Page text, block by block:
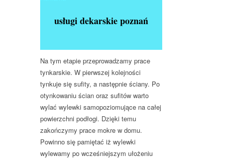
usługi dekarskie poznań
Na tym etapie przeprowadzamy prace
tynkarskie. W pierwszej kolejności
tynkuje się sufity, a następnie ściany. Po
otynkowaniu ścian oraz sufitów warto
wylać wylewki samopoziomujące na całej
powierzchni podłogi. Dzięki temu
zakończymy prace mokre w domu.
Powinno się pamiętać iż wylewki
wylewamy po wcześniejszym ułożeniu